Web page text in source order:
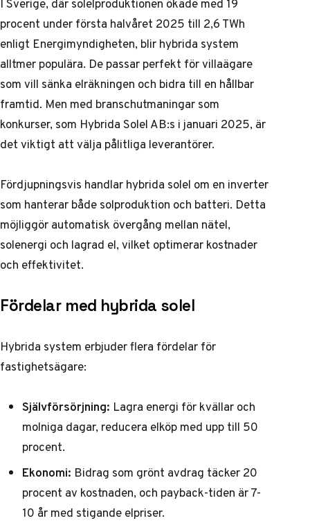
I Sverige, där solelproduktionen ökade med 19
procent under första halvåret 2025 till 2,6 TWh
enligt Energimyndigheten, blir hybrida system
alltmer populära. De passar perfekt för villaägare
som vill sänka elräkningen och bidra till en hållbar
framtid. Men med branschutmaningar som
konkurser, som Hybrida Solel AB:s i januari 2025, är
det viktigt att välja pålitliga leverantörer.
Fördjupningsvis handlar hybrida solel om en inverter
som hanterar både solproduktion och batteri. Detta
möjliggör automatisk övergång mellan nätel,
solenergi och lagrad el, vilket optimerar kostnader
och effektivitet.
Fördelar med hybrida solel
Hybrida system erbjuder flera fördelar för
fastighetsägare:
Självförsörjning: Lagra energi för kvällar och
molniga dagar, reducera elköp med upp till 50
procent.
Ekonomi: Bidrag som grönt avdrag täcker 20
procent av kostnaden, och payback-tiden är 7-
10 år med stigande elpriser.